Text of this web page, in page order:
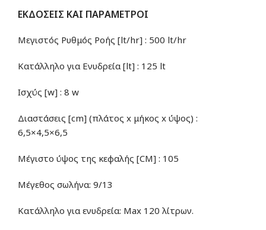
ΕΚΔΟΣΕΙΣ ΚΑΙ ΠΑΡΑΜΕΤΡΟΙ
Μεγιστός Ρυθμός Ροής [lt/hr] : 500 lt/hr
Κατάλληλο για Ενυδρεία [lt] : 125 lt
Ισχύς [w] : 8 w
Διαστάσεις [cm] (πλάτος x μήκος x ύψος) :
6,5×4,5×6,5
Μέγιστο ύψος της κεφαλής [CM] : 105
Μέγεθος σωλήνα: 9/13
Κατάλληλο για ενυδρεία: Max 120 λίτρων.